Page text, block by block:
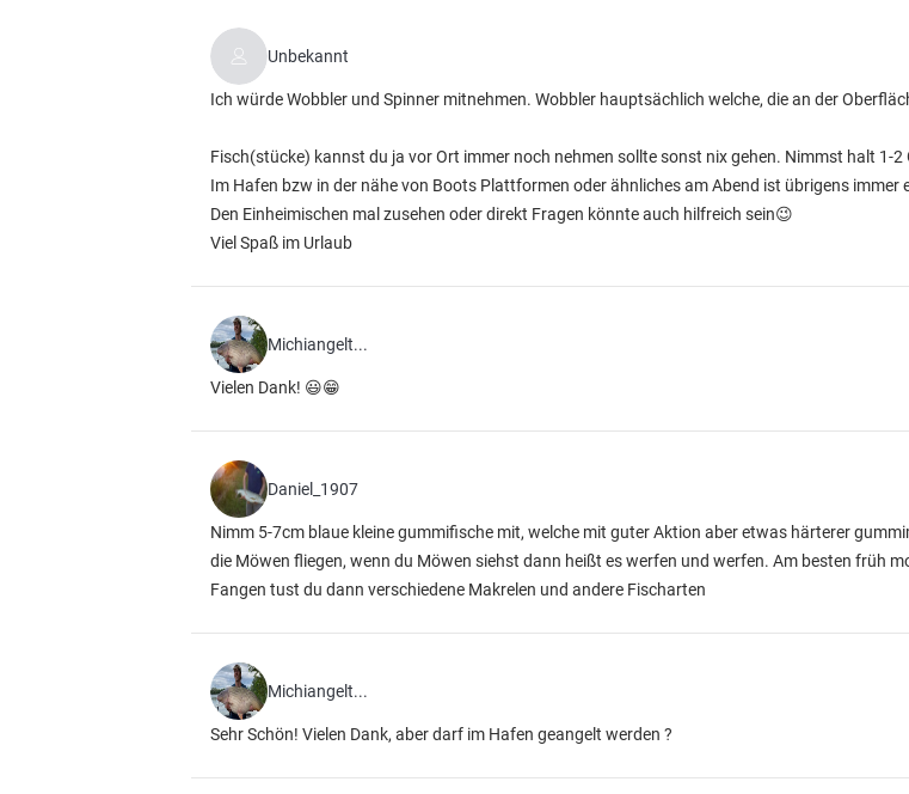
Unbekannt
Ich würde Wobbler und Spinner mitnehmen. Wobbler hauptsächlich welche, die an der
Fisch(stücke) kannst du ja vor Ort immer noch nehmen sollte sonst nix gehen. Nimmst halt 1-
Im Hafen bzw in der nähe von Boots Plattformen oder ähnliches am Abend ist übrigens immer
Den Einheimischen mal zusehen oder direkt Fragen könnte auch hilfreich sein😉
Viel Spaß im Urlaub
Michiangelt...
Vielen Dank! 😃😁
Daniel_1907
Nimm 5-7cm blaue kleine gummifische mit, welche mit guter Aktion aber etwas härterer
die Möwen fliegen, wenn du Möwen siehst dann heißt es werfen und werfen. Am besten früh
Fangen tust du dann verschiedene Makrelen und andere Fischarten
Michiangelt...
Sehr Schön! Vielen Dank, aber darf im Hafen geangelt werden ?